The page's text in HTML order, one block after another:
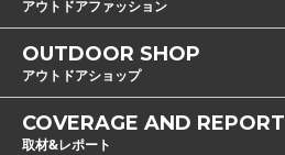
アウトドアファッション
OUTDOOR SHOP
アウトドアショップ
COVERAGE AND REPORT
取材&レポート